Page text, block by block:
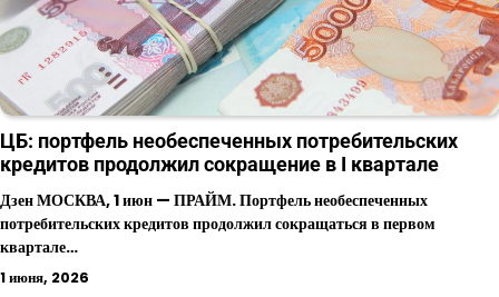
ЦБ: портфель необеспеченных потребительских
кредитов продолжил сокращение в I квартале
Дзен МОСКВА, 1 июн — ПРАЙМ. Портфель необеспеченных
потребительских кредитов продолжил сокращаться в первом
квартале…
1 июня, 2026